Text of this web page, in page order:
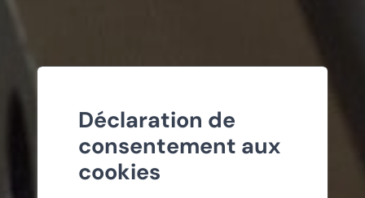
Déclaration de
consentement aux
cookies